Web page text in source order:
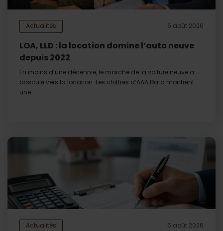
Actualités 6 août 2026
LOA, LLD : la location domine l’auto neuve
depuis 2022
En moins d’une décennie, le marché de la voiture neuve a
basculé vers la location. Les chiffres d’AAA Data montrent
une...
Actualités 5 août 2026